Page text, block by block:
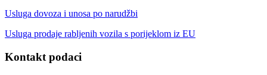
Usluga dovoza i unosa po narudžbi
Usluga prodaje rabljenih vozila s porijeklom iz EU
Kontakt podaci